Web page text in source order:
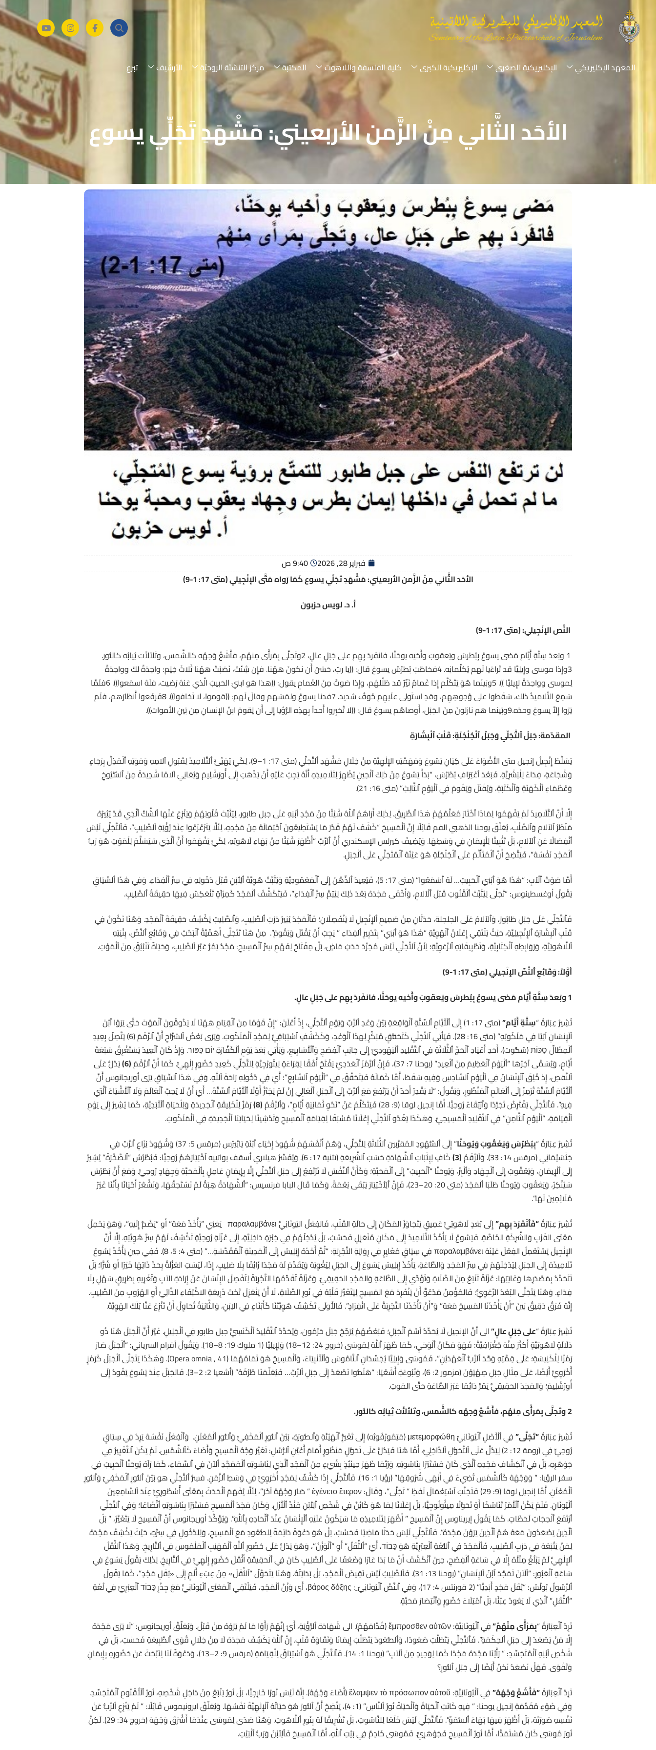
المعهد الإكليريكي الإكليريكية الصغرى الإكليريكية الكبرى كلية الفلسفة واللاهوت المكتبة مركز التنشئة الروحيّة الأرشيف تبرع
الأحَد الثَّاني مِنْ الزَّمن الأربعيني: مَشْهَدِ تَجَلِّي يسوع
فبراير 28, 2026
9:40 ص
الأحَد الثَّاني مِنْ الزَّمن الأربعيني: مَشْهَدِ تَجَلِّي يسوع كَمَا رَواه مَتَّى الإنْجِيلي (متى 17: 1-9)
أ.د. لويس حزبون
النَّص الإنْجِيلي: (متى 17: 1-9)
1 وبَعدَ سِتَّةِ أَيَّام مَضى يسوعُ بِبُطرسَ ويَعقوبَ وأَخيه يوحَنَّا، فانفَردَ بِهِم على جَبَلٍ عالٍ، 2وتَجلَّى بِمَرأًى مِنهُم، فأَشَعَّ وَجهُه كالشَّمس، وتَلألأَت ثِيابُه كالنُّور.
3وإِذا موسى وإِيلِيَّا قد تَراءَيا لَهم يُكلِّمانِه. 4فخاطَبَ بُطرُسُ يسوعَ قال: ((يا ربّ، حَسَنٌ أَن نكونَ ههُنا. فإِن شِئتَ، نَصَبْتُ ههُنا ثَلاثَ خِيَم: واحِدَةً لكَ وواحِدَةً
لِموسى وواحِدَةً لإِيليَّا )). 5وبَينَما هُوَ يَتَكَلَّم إِذا غَمامٌ نَيِّرٌ قد ظلَّلهُم، وإِذا صَوتٌ مِنَ الغَمامِ يقول: ((هذا هَو ابنيَ الحَبيبُ الَّذي عَنهُ رَضيت، فلَهُ اسمَعوا)). 6فلَمَّا
سَمِعَ التَّلاميذُ ذلك، سَقَطوا على وُجوهِهِم، وقدِ استَولى علَيهِم خَوفٌ شديد. 7فدنا يسوعُ ولمَسَهم وقالَ لَهم: ((قوموا، لا تَخافوا)). 8فَرفَعوا أَنظارَهم، فلَم
يَرَوا إِلاَّ يسوعَ وحدَه.9وبَينما هم نازلونَ مِنَ الجَبَل، أَوصاهُم يسوعُ قال: ((لا تُخبِروا أَحداً بِهذِه الرُّؤيا إِلى أَن يَقومَ ابنُ الإِنسانِ مِن بَينِ الأَموات)).
المقدّمة: جَبَلُ ٱلتَّجَلِّي وَجَبَلُ ٱلْجُلْجُلَةِ: قَلْبُ ٱلْبِشَارَةِ
يُسَلِّطُ إِنْجِيلُ إنجيل متى الأَضْوَاءَ عَلَى كِيَانِ يَسُوعَ وَمَهَمَّتِهِ الإِلٰهِيَّةِ مِنْ خِلَالِ مَشْهَدِ ٱلتَّجَلِّي (متى 17: 1–9)، لِكَيْ يُهَيِّئَ ٱلتَّلَامِيذَ لِقَبُولِ آلامِهِ وَمَوْتِهِ ٱلْمُذِلِّ بِرَجَاءٍ
وَشَجَاعَةٍ، فِدَاءً لِلْبَشَرِيَّةِ. فَبَعْدَ ٱعْتِرَافِ بُطْرُسَ، “بَدَأَ يَسُوعُ مِنْ ذٰلِكَ ٱلْحِينِ يُظْهِرُ لِتَلَامِيذِهِ أَنَّهُ يَجِبُ عَلَيْهِ أَنْ يَذْهَبَ إِلَى أُورَشَلِيمَ وَيُعَانِيَ آلامًا شَدِيدَةً مِنَ ٱلشُّيُوخِ
وَعُظَمَاءِ ٱلْكَهَنَةِ وَٱلْكَتَبَةِ، وَيُقْتَلَ وَيَقُومَ فِي ٱلْيَوْمِ ٱلثَّالِثِ” (متى 16: 21).
إِلَّا أَنَّ ٱلتَّلَامِيذَ لَمْ يَفْهَمُوا لِمَاذَا ٱخْتَارَ مُعَلِّمُهُمْ هٰذَا ٱلطَّرِيقَ. لِذٰلِكَ أَرَاهُمُ ٱللّٰهُ شَيْئًا مِنْ مَجْدِ ٱبْنِهِ عَلَى جبل طابور، لِيُثَبِّتَ قُلُوبَهُمْ وَيَنْزِعَ عَنْهَا ٱلشَّكَّ ٱلَّذِي قَدْ يُثِيرُهُ
مَنْظَرُ ٱلآلامِ وَٱلصَّلْبِ، يُعَلِّقُ يوحنا الذهبي الفم قَائِلًا إِنَّ ٱلْمَسِيحَ “كَشَفَ لَهُمْ قَدْرَ مَا يَسْتَطِيعُونَ ٱحْتِمَالَهُ مِنْ مَجْدِهِ، لِئَلَّا يَتَزَعْزَعُوا عِنْدَ رُؤْيَةِ ٱلصَّلِيبِ”، فَٱلتَّجَلِّي لَيْسَ
ٱنْفِصَالًا عَنِ ٱلآلامِ، بَلْ تَثْبِيتًا لِلْإِيمَانِ فِي وَسَطِهَا. وَيُضِيفُ كيرلس الإسكندري أَنَّ ٱلرَّبَّ “أَظْهَرَ شَيْئًا مِنْ بَهَاءِ لَاهُوتِهِ، لِكَيْ يَفْهَمُوا أَنَّ ٱلَّذِي سَيُسَلَّمُ لِلْمَوْتِ هُوَ رَبُّ
ٱلْمَجْدِ نَفْسُهُ”، فَيَتَّضِحُ أَنَّ ٱلْمُتَأَلِّمَ عَلَى ٱلْجُلْجُلَةِ هُوَ عَيْنُهُ ٱلْمُتَجَلِّي عَلَى ٱلْجَبَلِ.
أَمَّا صَوْتُ ٱلْآبِ: “هٰذَا هُوَ ٱبْنِيَ ٱلْحَبِيبُ… لَهُ ٱسْمَعُوا” (متى 17: 5)، فَيُعِيدُ ٱلذِّهْنَ إِلَى ٱلْمَعْمُودِيَّةِ وَيُثَبِّتُ هُوِيَّةَ ٱلِٱبْنِ قَبْلَ دُخُولِهِ فِي سِرِّ ٱلْفِدَاءِ. وَفِي هٰذَا ٱلسِّيَاقِ
يَقُولُ أوغسطينوس: “تَجَلَّى لِيُثَبِّتَ ٱلْقُلُوبَ قَبْلَ ٱلْآلامِ، وَأَخْفَى مَجْدَهُ بَعْدَ ذٰلِكَ لِيُتِمَّ سِرَّ ٱلْفِدَاءِ”، فَيَتَكَشَّفُ ٱلْمَجْدُ كَمِرْآةٍ تَنْعَكِسُ فِيهَا حَقِيقَةُ ٱلصَّلِيبِ.
فَٱلتَّجَلِّي عَلَى جَبَلِ طَابُورَ، وَٱلآلامُ عَلَى الجلجلة، حَدَثَانِ مِنْ صَمِيمِ ٱلإِنْجِيلِ لَا يَنْفَصِلَانِ؛ فَٱلْمَجْدُ يُنِيرُ دَرْبَ ٱلصَّلِيبِ، وَٱلصَّلِيبُ يَكْشِفُ حَقِيقَةَ ٱلْمَجْدِ. وَهُنَا نَكُونُ فِي
قَلْبِ ٱلْبِشَارَةِ ٱلإِنْجِيلِيَّةِ، حَيْثُ يَلْتَقِي إِعْلَانُ ٱلْهُوِيَّةِ “هٰذَا هُوَ ٱبْنِي” بِتَدْبِيرِ ٱلْفِدَاءِ ” يَجِبُ أَنْ يُقْتَلَ وَيَقُومَ”. مِنْ هُنَا تَتَجَلَّى أَهَمِّيَّةُ ٱلْبَحْثِ فِي وَقَائِعِ ٱلنَّصِّ، بِنْيَتِهِ
ٱللَّاهُوتِيَّةِ، وَرَوَابِطِهِ ٱلْكِتَابِيَّةِ، وَتَطْبِيقَاتِهِ ٱلرَّعَوِيَّةِ؛ لِأَنَّ ٱلتَّجَلِّي لَيْسَ مُجَرَّدَ حَدَثٍ مَاضٍ، بَلْ مِفْتَاحٌ لِفَهْمِ سِرِّ ٱلْمَسِيحِ: مَجْدٌ يَمُرُّ عَبْرَ ٱلصَّلِيبِ، وَحَيَاةٌ تَنْبُثِقُ مِنَ ٱلْمَوْتِ.
أوَّلاً: وَقَائِعِ ٱلنَّصِّ الإنْجيلي (متى 17: 1-9)
1وبَعدَ سِتَّةِ أَيَّام مَضى يسوعُ بِبُطرسَ ويَعقوبَ وأَخيه يوحَنَّا، فانفَردَ بِهِم على جَبَلٍ عالٍ.
تُشِيرُ عِبَارَةُ “سِتَّةِ أَيَّام”
(متى 17: 1) إِلَى ٱلْأَيَّامِ ٱلسِّتَّةِ ٱلْوَاقِعَةِ بَيْنَ وَعْدِ ٱلرَّبِّ وَيَوْمِ ٱلتَّجَلِّي، إِذْ أَعْلَنَ: “إِنَّ قَوْمًا مِنَ ٱلْقِيَامِ هَهُنَا لَا يَذُوقُونَ ٱلْمَوْتَ حَتَّى يَرَوُا ٱبْنَ
ٱلْإِنْسَانِ آتِيًا فِي مَلَكُوتِهِ” (متى 16: 28). فَيَأْتِي ٱلتَّجَلِّي كَتَحَقُّقٍ مُبَكِّرٍ لِهٰذَا ٱلْوَعْدِ، وَكَكَشْفٍ ٱسْتِبَاقِيٍّ لِمَجْدِ ٱلْمَلَكُوتِ. وَيَرَى بَعْضُ ٱلشُّرَّاحِ أَنَّ ٱلرَّقْمَ (6) يَتَّصِلُ بِعِيدِ
ٱلْمِظَالِّ סֻכּוֹת (سُكُّوت)، أَحَدِ أَعْيَادِ ٱلْحَجِّ ٱلثَّلَاثَةِ فِي ٱلتَّقْلِيدِ ٱلْيَهُودِيِّ إِلَى جَانِبِ ٱلْفِصْحِ وَٱلْأَسَابِيعِ، وَيَأْتِي بَعْدَ يَوْمِ ٱلْكَفَّارَةِ יוֹם כִּפּוּר. وَإِذْ كَانَ ٱلْعِيدُ يَسْتَغْرِقُ سَبْعَةَ
أَيَّامٍ، وَيُسَمَّى آخِرُهَا “ٱلْيَوْمَ ٱلْعَظِيمَ مِنَ ٱلْعِيدِ” (يوحنا 7: 37)، فَإِنَّ ٱلرَّمْزَ ٱلْعَدَدِيَّ يَفْتَحُ أُفُقًا لِقِرَاءَةٍ لِيتُورْجِيَّةٍ لِلتَّجَلِّي كَعِيدِ حُضُورٍ إِلٰهِيٍّ. كَمَا أَنَّ ٱلرَّقْمَ
(6) يَدُلُّ عَلَى
ٱلنَّقْصِ، إِذْ خُلِقَ ٱلْإِنْسَانُ فِي ٱلْيَوْمِ ٱلسَّادِسِ وَفِيهِ سَقَطَ، أَمَّا كَمَالُهُ فَيَتَحَقَّقُ فِي “ٱلْيَوْمِ ٱلسَّابِعِ”؛ أَيْ فِي دُخُولِهِ رَاحَةَ ٱللّٰهِ. وَفِي هٰذَا ٱلسِّيَاقِ يَرَى أوريجانوس أَنَّ
ٱلْأَيَّامَ ٱلسِّتَّةَ تُرْمِزُ إِلَى ٱلْعَالَمِ ٱلْمَنْظُورِ، وَيَقُولُ: “لَا يَقْدِرُ أَحَدٌ أَنْ يَرْتَفِعَ مَعَ ٱلرَّبِّ إِلَى ٱلْجَبَلِ ٱلْعَالِي إِنْ لَمْ يَجْتَزْ أَوَّلًا ٱلْأَيَّامَ ٱلسِّتَّةَ… أَيْ أَنْ لَا يُحِبَّ ٱلْعَالَمَ وَلَا ٱلْأَشْيَاءَ ٱلَّتِي
فِيهِ”. فَٱلتَّجَلِّي يَفْتَرِضُ تَجَرُّدًا وَٱرْتِقَاءً رُوحِيًّا. أَمَّا إنجيل لوقا (9: 28) فَيَتَكَلَّمُ عَنْ “نَحْوِ ثَمَانِيَةِ أَيَّامٍ”، وَٱلرَّقْمُ
(8) رَمْزٌ لِلْخَلِيقَةِ ٱلْجَدِيدَةِ وَلِلْحَيَاةِ ٱلْأَبَدِيَّةِ، كَمَا يُشِيرُ إِلَى يَوْمِ
ٱلْقِيَامَةِ، “ٱلْيَوْمِ ٱلثَّامِنِ” فِي ٱلتَّقْلِيدِ ٱلْمَسِيحِيِّ. وَهٰكَذَا يَغْدُو ٱلتَّجَلِّي إِعْلَانًا مُسْبَقًا لِقِيَامَةِ ٱلْمَسِيحِ وَتَدْشِينًا لِحَيَاتِنَا ٱلْجَدِيدَةِ فِي ٱلْمَلَكُوتِ.
تُشِيرُ عِبَارَةُ “بِبُطْرُسَ وَيَعْقُوبَ وَيُوحَنَّا
” إِلَى ٱلشُّهُودِ المُقرَّبين ٱلثَّلَاثَةِ لِلتَّجَلِّي، وَهُمْ أَنْفُسُهُمْ شُهُودُ إِحْيَاءِ ٱبْنَةِ يَائِيرُس (مرقس 5: 37) وَشُهُودُ نِزَاعِ ٱلرَّبِّ فِي
جَثْسَيْمَانِي (مرقس 14: 33). وَٱلرَّقْمُ
(3)
كَافٍ لِإِثْبَاتِ ٱلشَّهَادَةِ حَسَبَ ٱلشَّرِيعَةِ (تثنية 17: 6). وَيُفَسِّرُ هيلاري أسقف بواتييه ٱخْتِيَارَهُمْ رُوحِيًّا: فَبُطْرُسُ “ٱلصَّخْرَةُ” يُشِيرُ
إِلَى ٱلْإِيمَانِ، وَيَعْقُوبُ إِلَى ٱلْجِهَادِ وَٱلْبِرِّ، وَيُوحَنَّا “ٱلْحَبِيبُ” إِلَى ٱلْمَحَبَّةِ؛ وَكَأَنَّ ٱلنَّفْسَ لَا تَرْتَفِعُ إِلَى جَبَلِ ٱلتَّجَلِّي إِلَّا بِإِيمَانٍ عَامِلٍ بِٱلْمَحَبَّةِ وَجِهَادٍ رُوحِيٍّ. وَمَعَ أَنَّ بُطْرُسَ
سَيُنْكِرُ، وَيَعْقُوبَ وَيُوحَنَّا طَلَبَا ٱلْمَجْدَ (متى 20: 20–23)، فَإِنَّ ٱلِٱخْتِيَارَ يَبْقَى نِعْمَةً. وَكَمَا قَالَ البابا فرنسيس: “ٱلشَّهَادَةُ هِبَةٌ لَمْ نَسْتَحِقَّهَا، وَنَشْعُرُ أَحْيَانًا بِأَنَّنَا غَيْرُ
مُلَائِمِينَ لَهَا”.
تُشِيرُ عِبَارَةُ“فَٱنْفَرَدَ بِهِم”
إِلَى بُعْدٍ لَاهُوتِيٍّ عَمِيقٍ يَتَجَاوَزُ المَكَانَ إِلَى حَالَةِ القَلْبِ. فَالفِعْلُ اليُونَانِيُّ παραλαμβάνει يَعْنِي “يَأْخُذُ مَعَهُ” أَو “يَضُمُّ إِلَيْهِ”، وَهُوَ يَحْمِلُ
مَعْنَى القُرْبِ وَالشَّرِكَةِ الخَاصَّةِ. فَيَسُوعُ لَا يَأْخُذُ التَّلَامِيذَ إِلَى مَكَانٍ مُنْعَزِلٍ فَحَسْبُ، بَلْ يُدْخِلُهُمْ فِي خِبْرَةٍ دَاخِلِيَّةٍ، إِلَى عُزْلَةٍ رُوحِيَّةٍ تَكْشِفُ لَهُمْ سِرَّ هُوِيَّتِهِ. إِلَّا أَنَّ
الإِنْجِيلَ يَسْتَعْمِلُ الفِعْلَ عَيْنَهُ παραλαμβάνει فِي سِيَاقٍ مُغَايِرٍ فِي رِوَايَةِ التَّجْرِبَةِ: “ثُمَّ أَخَذَهُ إِبْلِيسُ إِلَى ٱلْمَدِينَةِ ٱلْمُقَدَّسَةِ…” (متى 4: 5، 8). فَفِي حِينِ يَأْخُذُ يَسُوعُ
تَلَامِيذَهُ إِلَى الجَبَلِ لِيُدْخِلَهُمْ فِي سِرِّ المَجْدِ وَالطَّاعَةِ، يَأْخُذُ إِبْلِيسُ يَسُوعَ إِلَى الجَبَلِ لِيُغْوِيَهُ وَيُقَدِّمَ لَهُ مَجْدًا زَائِفًا بِلَا صَلِيبٍ. إِذًا، لَيْسَتِ العُزْلَةُ بِحَدِّ ذَاتِهَا خَيْرًا أَو شَرًّا؛ بَلْ
تَتَحَدَّدُ بِمَصْدَرِهَا وَغَايَتِهَا: عُزْلَةٌ تَنْبَعُ مِنَ الصَّلَاةِ وَتُؤَدِّي إِلَى الطَّاعَةِ وَالمَجْدِ الحَقِيقِيِّ. وَعُزْلَةٌ تُقَدِّمُهَا التَّجْرِبَةُ لِتُفْصِلَ الإِنْسَانَ عَنْ إِرَادَةِ الآبِ وَتُغْرِيهِ بِطَرِيقٍ سَهْلٍ بِلَا
فِدَاءٍ. وَهُنَا يَتَجَلَّى البُعْدُ الرَّعَوِيُّ: فَالمُؤْمِنُ مَدْعُوٌّ أَنْ يَنْفَرِدَ مَعَ المَسِيحِ لِيَتَغَيَّرَ قَلْبُهُ فِي نُورِ الصَّلَاةِ، لَا أَنْ يَنْعَزِلَ تَحْتَ ذَرِيعَةِ الاكْتِفَاءِ الذَّاتِيِّ أَوِ الهُرُوبِ مِنَ الصَّلِيبِ.
إِنَّهُ فَرْقٌ دَقِيقٌ بَيْنَ “أَنْ يَأْخُذَنَا المَسِيحُ مَعَهُ” وَ”أَنْ تَأْخُذَنَا التَّجْرِبَةُ عَلَى انْفِرَادٍ”. فَالأُولَى تَكْشِفُ هُوِيَّتَنَا كَأَبْنَاءٍ فِي الاِبْنِ، وَالثَّانِيَةُ تُحَاوِلُ أَنْ تَنْزِعَ عَنَّا تِلْكَ الهُوِيَّةَ.
تُشِيرُ عِبَارَةُ “على جَبَلٍ عالٍ”الى أنَّ الإنجيل لَا يُحَدِّدُ ٱسْمَ ٱلْجَبَلِ؛ فَبَعْضُهُمْ يُرَجِّحُ جَبَلَ حَرْمُون، وَيُحَدِّدُ ٱلتَّقْلِيدُ ٱلْكَنَسِيُّ جبل طابور فِي ٱلْجَلِيلِ. غَيْرَ أَنَّ ٱلْجَبَلَ هُنَا ذُو
دَلَالَةٍ لَاهُوتِيَّةٍ أَكْثَرَ مِنْهُ جُغْرَافِيَّةً: فَهُوَ مَكَانُ ٱلْوَحْيِ، كَمَا ظَهَرَ ٱللّٰهُ لِمُوسَى (خروج 24: 12–18) وَلِإِيلِيَّا (1 ملوك 19: 8–18). وَيَقُولُ أفرام السرياني: “ٱلْجَبَلُ صَارَ
رَمْزًا لِلْكَنِيسَةِ؛ عَلَى قِمَّتِهِ وَحَّدَ ٱلرَّبُّ ٱلْعَهْدَيْنِ”، فَمُوسَى وَإِيلِيَّا يُجَسِّدَانِ ٱلنَّامُوسَ وَٱلْأَنْبِيَاءَ، وَٱلْمَسِيحُ هُوَ تَمَامُهُمَا (Opera omnia , 41). وَهٰكَذَا يَتَجَلَّى ٱلْجَبَلُ كَرَمْزٍ
أُخْرَوِيٍّ أَيْضًا، عَلَى مِثَالِ جَبَلِ صِهْيَوْنَ (مزمور 2: 6)، وَنُبُوءَةِ أَشَعْيَا: “هَلُمُّوا نَصْعَدْ إِلَى جَبَلِ ٱلرَّبِّ… فَيُعَلِّمَنَا طُرُقَهُ” (أشعيا 2: 2–3). فَالجَبَلُ عِنْدَ يَسُوعَ يَقُودُ إِلَى
أُورُشَلِيمَ؛ وَالمَجْدُ الحَقِيقِيُّ يَمُرُّ دَائِمًا عَبْرَ الطَّاعَةِ حَتَّى المَوْتِ.
2وتَجلَّى بِمَرأًى مِنهُم، فأَشَعَّ وَجهُه كالشَّمس، وتَلألأَت ثِيابُه كالنُّور.
تُشِيرُ عِبَارَةُ“تَجَلَّى”
فِي ٱلْأَصْلِ ٱلْيُونَانِيِّ μετεμορφώθη (مَتِمُورْفُوثِه) إِلَى تَغَيُّرِ ٱلْهَيْئَةِ وَٱلصُّورَةِ، بَيْنَ ٱلنُّورِ ٱلْمَخْفِيِّ وَٱلنُّورِ ٱلْمُعْلَنِ. وَٱلْفِعْلُ نَفْسُهُ يَرِدُ فِي سِيَاقٍ
رُوحِيٍّ فِي (رومة 12: 2) لِيَدُلَّ عَلَى ٱلتَّحَوُّلِ ٱلدَّاخِلِيِّ، أَمَّا هُنَا فَيَدُلُّ عَلَى تَحَوُّلٍ مَنْظُورٍ أَمَامَ أَعْيُنِ ٱلرُّسُلِ: تَغَيَّرَ وَجْهُ ٱلْمَسِيحِ وَأَضَاءَ كَٱلشَّمْسِ. لَمْ يَكُنْ ٱلتَّغْيِيرُ فِي
جَوْهَرِهِ، بَلْ فِي ٱنْكِشَافِ مَجْدِهِ ٱلَّذِي كَانَ مُسْتَتِرًا بِنَاسُوتِهِ. وَرُبَّمَا ظَهَرَ حِينَئِذٍ بِشَيْءٍ مِنَ ٱلْمَجْدِ ٱلَّذِي لِنَاسُوتِهِ ٱلْمُمَجَّدِ ٱلآنَ فِي ٱلسَّمَاءِ، كَمَا رَآهُ يُوحَنَّا ٱلْحَبِيبُ فِي
سفر الرؤيا: ” وَوَجْهُهُ كَٱلشَّمْسِ تُضِيءُ فِي أَبْهَى شُرُوقِهَا” (رؤيا 1: 16). فَٱلتَّجَلِّي إِذًا كَشْفٌ لِمَجْدٍ أُخْرَوِيٍّ فِي وَسَطِ ٱلزَّمَنِ. فسِرُّ ٱلتَّجَلِّي هو بَيْنَ ٱلنُّورِ ٱلْمَخْفِيِّ وَٱلنُّورِ
ٱلْمُعْلَنِ. أَمَّا إنجيل لوقا (9: 29) فَتَجَنَّبَ ٱسْتِعْمَالَ لَفْظِ ” تَجَلَّى”، وَقَالَ: ἐγένετο ἕτερον ” صَارَ وَجْهُهُ آخَرَ”، لِئَلَّا يُفْهَمَ ٱلْحَدَثُ بِمَعْنًى أُسْطُورِيٍّ عِنْدَ ٱلسَّامِعِينَ
ٱلْيُونَانِ. فَلَمْ يَكُنْ ٱلْأَمْرُ تَنَاسُخًا أَوْ تَحَوُّلًا مِيثُولُوجِيًّا، بَلْ إِعْلَانًا لِمَا هُوَ كَائِنٌ فِي شَخْصِ ٱلِٱبْنِ مُنْذُ ٱلْأَزَلِ. وَكَانَ مَجْدُ ٱلْمَسِيحِ مُسْتَتِرًا بِنَاسُوتِهِ ٱتِّضَاعًا؛ وَفِي ٱلتَّجَلِّي
ٱرْتَفَعَ ٱلْحِجَابُ لَحَظَاتٍ. كَمَا يَقُولُ إيريناوس إِنَّ ٱلْمَسِيحَ ” أَظْهَرَ لِتَلَامِيذِهِ مَا سَيَكُونُ عَلَيْهِ ٱلْإِنْسَانُ عِنْدَ ٱتِّحَادِهِ بِٱللّٰهِ”. وَيُؤَكِّدُ أوريجانوس أَنَّ ٱلْمَسِيحَ لَا يَتَغَيَّرُ، ” بَلْ
ٱلَّذِينَ يَصْعَدُونَ مَعَهُ هُمْ ٱلَّذِينَ يَرَوْنَ مَجْدَهُ”. فَٱلتَّجَلِّي لَيْسَ حَدَثًا مَاضِيًا فَحَسْبُ، بَلْ هُوَ دَعْوَةٌ دَائِمَةٌ لِلصُّعُودِ مَعَ ٱلْمَسِيحِ، وَلِلدُّخُولِ فِي سِرِّهِ، حَيْثُ يَكْشِفُ مَجْدَهُ
لِمَنْ يَتْبَعُهُ فِي دَرْبِ ٱلصَّلِيبِ. فَٱلْمَجْدُ فِي ٱللُّغَةِ ٱلْعِبْرِيَّةِ هُوَ כָּבוֹד، أَيْ “ٱلثِّقَلُ” أَوِ “ٱلْوَزْنُ”، وَهُوَ يَدُلُّ عَلَى حُضُورِ ٱللَّهِ ٱلْمُهَيْبِ ٱلْمَلْمُوسِ فِي ٱلتَّارِيخِ. وَهَذَا ٱلثِّقَلُ
ٱلإِلٰهِيُّ لَمْ يَبْلُغْ مِلْأَهُ إِلَّا فِي سَاعَةِ ٱلْفِصْحِ، حِينَ ٱنْكَشَفَ أَنَّ مَا بَدَا عَارًا وَضَعْفًا عَلَى ٱلصَّلِيبِ كَانَ فِي ٱلْحَقِيقَةِ أَثْقَلَ حُضُورٍ إِلٰهِيٍّ فِي ٱلتَّارِيخِ. لِذٰلِكَ يَقُولُ يَسُوعُ فِي
سَاعَةِ ٱلْعَبُورِ: “ٱلْآنَ تَمَجَّدَ ٱبْنُ ٱلإِنْسَانِ” (يوحنا 13: 31). فَٱلصَّلِيبُ لَيْسَ نَقِيضَ ٱلْمَجْدِ، بَلْ بَدَايَتُهُ. وَهُنَا يَتَحَوَّلُ “ٱلثِّقَلُ» مِنْ عِبْءِ أَلَمٍ إِلَى «ثِقَلِ مَجْدٍ”، كَمَا يَقُولُ
ٱلرَّسُولُ بُولُسُ: “ثِقَلَ مَجْدٍ أَبَدِيًّا” (2 قورنتس 4: 17)، وَفِي ٱلنَّصِّ ٱلْيُونَانِيّ ِ: βάρος δόξης، أَيْ وَزْنُ ٱلْمَجْدِ، فَيَلْتَقِي ٱلْمَعْنَى ٱلْيُونَانِيُّ مَعَ جِذْرِ כָּבוֹד ٱلْعِبْرِيِّ فِي لُغَةِ
“ٱلثِّقَلِ” ٱلَّذِي لَا يَعُودُ عِبْئًا، بَلْ ٱمْتِلَاءَ حُضُورٍ وَٱنْتِصَارَ مَحَبَّةٍ.
تَرِدُ ٱلْعِبَارَةُ “بِمَرْأًى مِنْهُمْ”
فِي ٱلْيُونَانِيَّةِ: ἔμπροσθεν αὐτῶν (قُدَّامَهُمْ). الى شَهَادَة ٱلرُّؤْيَةِ، أَيْ إِنَّهُمْ رَأَوْا مَا لَمْ يَرَوْهُ مِنْ قَبْلُ. وَيُعَلِّقُ أوريجانوس: “لَا يَرَى مَجْدَهُ
إِلَّا مَنْ يَصْعَدُ إِلَى جَبَلِ ٱلْحِكْمَةِ”. فَٱلتَّجَلِّي يَتَطَلَّبُ صُعُودًا، وَٱلصُّعُودُ يَتَطَلَّبُ إِيمَانًا وَنَقَاوَةَ قَلْبٍ. إِنَّ ٱللّٰهَ يَكْشِفُ مَجْدَهُ لَا مِنْ خِلَالِ قُوَى ٱلطَّبِيعَةِ فَحَسْبُ، بَلْ فِي
شَخْصِ ٱبْنِهِ ٱلْمُتَجَسِّدِ: ” رَأَيْنَا مَجْدَهُ مَجْدًا كَمَا لِوَحِيدٍ مِنَ ٱلْآبِ” (يوحنا 1: 14). فَٱلتَّجَلِّي هُوَ ٱسْتِبَاقٌ لِلْقِيَامَةِ (مرقس 9: 2–13)، وَدَعْوَةٌ لَنَا لِنَبْحَثَ عَنْ حُضُورِهِ بِإِيمَانٍ
وَتَقْوَى. فَهَلْ نَصْعَدُ نَحْنُ أَيْضًا إِلَى جَبَلِ ٱلنُّورِ؟
تَرِدُ ٱلْعِبَارَةُ“فَأَشَعَّ وَجْهُهُ”
فِي ٱلْيُونَانِيَّةِ: ἔλαμψεν τὸ πρόσωπον αὐτοῦ (أَضَاءَ وَجْهُهُ). إِنَّهُ لَيْسَ نُورًا خَارِجِيًّا، بَلْ نُورٌ يَنْبَعُ مِنْ دَاخِلِ شَخْصِهِ، نُورُ ٱلْأُقْنُومِ ٱلْمُتَجَسِّدِ.
وَفِي ضَوْءِ مُقَدِّمَةِ إنجيل يوحنا: ” فِيهِ كَانَتِ ٱلْحَيَاةُ وَٱلْحَيَاةُ نُورُ ٱلنَّاسِ” (1: 4)، يَتَّضِحُ أَنَّ ٱلنُّورَ هُوَ حَيَاتُهُ ٱلْإِلٰهِيَّةُ نَفْسُهَا. وَيُعَلِّقُ ايرونيموس قَائِلًا: ” لَمْ يَنْزِعِ ٱلرَّبُّ عَنْ
نَفْسِهِ صُورَتَهُ، بَلْ أَظْهَرَ فِيهَا بَهَاءَ ٱلسُّمُوِّ”. فَٱلتَّجَلِّي لَيْسَ خَلْعًا لِلنَّاسُوتِ، بَلْ تَشْرِيقًا لَهُ بِنُورِ ٱللَّاهُوتِ. وَهُنَا صَدًى لِمُوسَى عِنْدَمَا أَشْرَقَ وَجْهُهُ (خروج 34: 29). لَكِنَّ
نُورَ مُوسَى كَانَ مُسْتَمَدًّا، أَمَّا نُورُ ٱلْمَسِيحِ فَجَوْهَرِيٌّ. فَمُوسَى خَادِمٌ فِي بَيْتِ ٱللّٰهِ، أَمَّا ٱلْمَسِيحُ فَٱلِٱبْنُ وَرَبُّ ٱلْبَيْتِ.